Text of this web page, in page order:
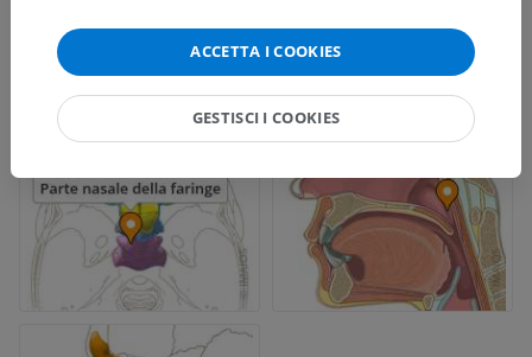
ACCETTA I COOKIES
GESTISCI I COOKIES